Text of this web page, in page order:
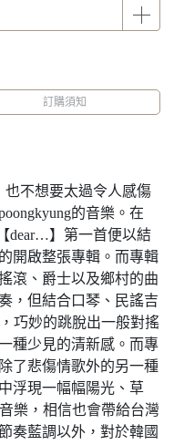
訂購須知
也不想要太過令人感傷
的音樂。在
dear…】第一首便以結
開啟整張專輯。而專輯
滾、爵士以及鄉村的曲
，但結合口琴、民謠吉
巧妙的跳脫出一般對搖
種少見的清新感。而專
了悲傷情歌外的另一種
浮現一幅幅陽光、草
樂，相信也會帶給台灣
奏藍調以外，對於韓國